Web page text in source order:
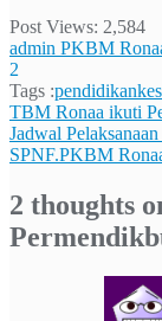
Post Views: 2,584
admin PKBM
2
Tags :
Navigasi
pos
TBM Ronaa ikuti
Jadwal
SPNF.PKBM
2 thoughts